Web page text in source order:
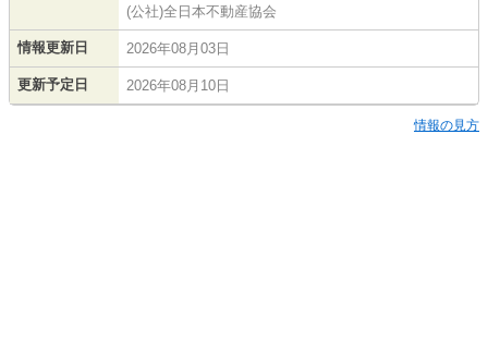
(公社)全日本不動産協会
情報更新日 2026年08月03日
更新予定日 2026年08月10日
情報の見方